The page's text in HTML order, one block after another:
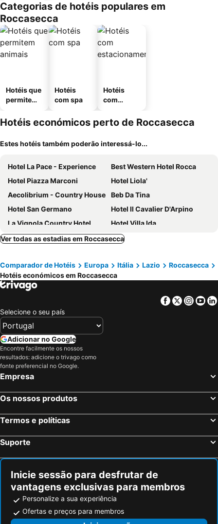
Categorias de hotéis populares em
Roccasecca
Hotéis que
permitem
Hotéis
com spa
Hotéis
com
mento
Hotéis económicos perto de Roccasecca
Estes hotéis também poderão interessá-lo...
Hotel La Pace - Experience
Best Western Hotel Rocca
Hotel Piazza Marconi
Hotel Liola'
Aecolibrium - Country House
Beb Da Tina
Hotel San Germano
Hotel Il Cavalier D'Arpino
La Vignola Country Hotel
Hotel Villa Ida
La Costa
Edra Palace Hotel & Ristorante
Bar Albergo Maria Cristina
Ver todas as estadias em Roccasecca
Comparador de Hotéis Europa Itália Lazio
Roccasecca
Hotéis económicos em Roccasecca
Facebook
Twitter
Selecione o seu país
Adicionar no Google
Encontre facilmente os nossos
resultados: adicione o trivago como
fonte preferencial no Google.
Empresa
Os nossos produtos
Termos e políticas
Suporte
Inicie sessão para desfrutar de
vantagens exclusivas para membros
Personalize a sua experiência
Ofertas e preços para membros